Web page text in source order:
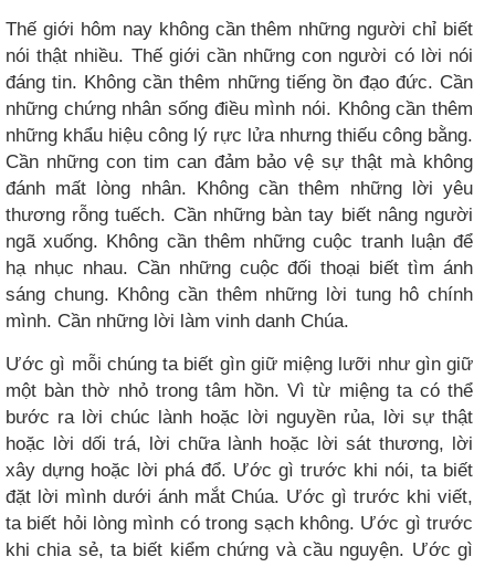
Thế giới hôm nay không cần thêm những người chỉ biết
nói thật nhiều. Thế giới cần những con người có lời nói
đáng tin. Không cần thêm những tiếng ồn đạo đức. Cần
những chứng nhân sống điều mình nói. Không cần thêm
những khẩu hiệu công lý rực lửa nhưng thiếu công bằng.
Cần những con tim can đảm bảo vệ sự thật mà không
đánh mất lòng nhân. Không cần thêm những lời yêu
thương rỗng tuếch. Cần những bàn tay biết nâng người
ngã xuống. Không cần thêm những cuộc tranh luận để
hạ nhục nhau. Cần những cuộc đối thoại biết tìm ánh
sáng chung. Không cần thêm những lời tung hô chính
mình. Cần những lời làm vinh danh Chúa.
Ước gì mỗi chúng ta biết gìn giữ miệng lưỡi như gìn giữ
một bàn thờ nhỏ trong tâm hồn. Vì từ miệng ta có thể
bước ra lời chúc lành hoặc lời nguyền rủa, lời sự thật
hoặc lời dối trá, lời chữa lành hoặc lời sát thương, lời
xây dựng hoặc lời phá đổ. Ước gì trước khi nói, ta biết
đặt lời mình dưới ánh mắt Chúa. Ước gì trước khi viết,
ta biết hỏi lòng mình có trong sạch không. Ước gì trước
khi chia sẻ, ta biết kiểm chứng và cầu nguyện. Ước gì